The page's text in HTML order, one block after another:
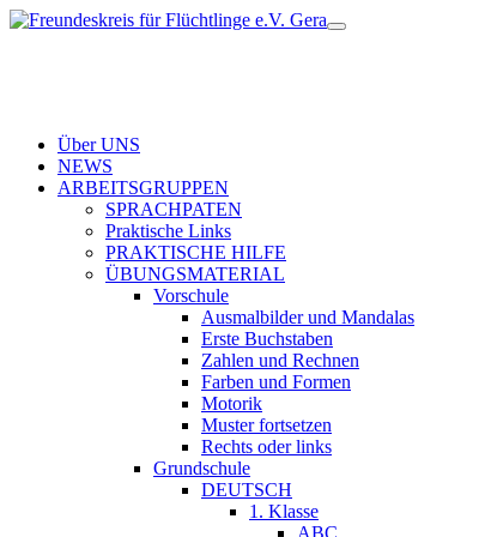
Über UNS
NEWS
ARBEITSGRUPPEN
SPRACHPATEN
Praktische Links
PRAKTISCHE HILFE
ÜBUNGSMATERIAL
Vorschule
Ausmalbilder und Mandalas
Erste Buchstaben
Zahlen und Rechnen
Farben und Formen
Motorik
Muster fortsetzen
Rechts oder links
Grundschule
DEUTSCH
1. Klasse
ABC